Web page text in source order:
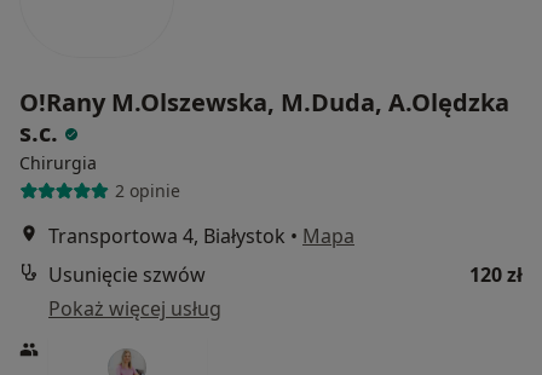
O!Rany M.Olszewska, M.Duda, A.Olędzka
s.c.
Chirurgia
2 opinie
Transportowa 4, Białystok • Mapa
Usunięcie szwów
120 zł
Pokaż więcej usług